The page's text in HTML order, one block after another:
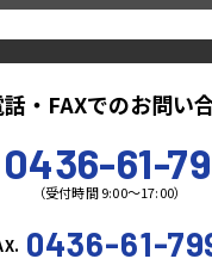
・FAXでのお問い
0436-61-
（受付時間 9:00～17:00）
0436-61-